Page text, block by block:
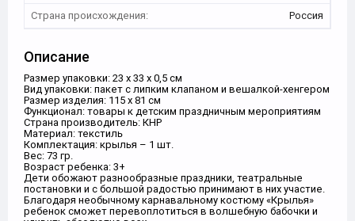
Страна происхождения:
Россия
Описание
Размер упаковки: 23 х 33 х 0,5 см
Вид упаковки: пакет с липким клапаном и вешалкой-хенгером
Размер изделия: 115 х 81 см
Функционал: товары к детским праздничным мероприятиям
Страна производитель: КНР
Материал: текстиль
Комплектация: крылья – 1 шт.
Вес: 73 гр.
Возраст ребенка: 3+
Дети обожают разнообразные праздники, театральные
постановки и с большой радостью принимают в них участие.
Благодаря необычному карнавальному костюму «Крылья»
ребенок сможет перевоплотиться в волшебную бабочки и